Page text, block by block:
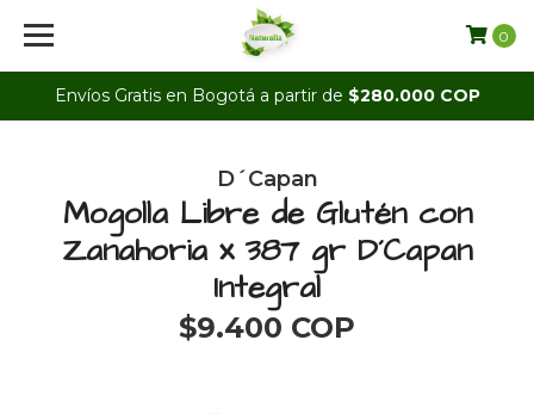
Envíos Gratis en Bogotá a partir de $280.000 COP
0
D´Capan
Mogolla Libre de Glutén con
Zanahoria x 387 gr D´Capan
Integral
$9.400 COP